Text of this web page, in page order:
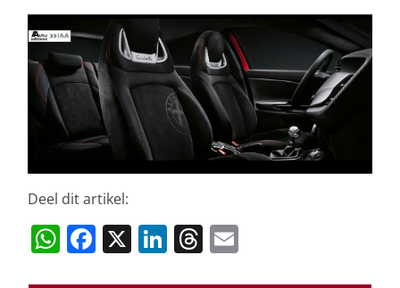
Deel dit artikel:
W F X Li T